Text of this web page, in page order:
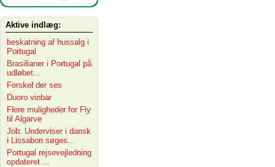
Aktive indlæg:
beskatning af hussalg i
Portugal
Brasilianer i Portugal på
udløbet...
Forskel der ses
Duoro vinbar
Flere muligheder for Fly
til Algarve
Job: Underviser i dansk
i Lissabon søges...
Portugal rejsevejledning
opdateret ...